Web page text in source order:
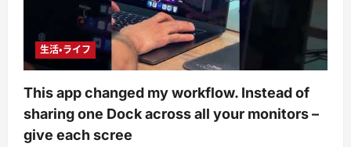
生活・ライフ
This app changed my workflow. Instead of
sharing one Dock across all your monitors –
give each scree